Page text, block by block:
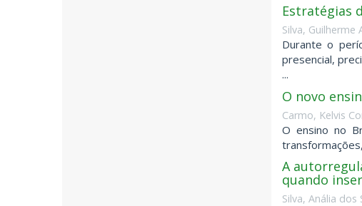
Estratégias
Silva,
Durante o
presencial,
...
O novo
Carmo, Kelvis
O ensino no
A
quando
Silva, Anália